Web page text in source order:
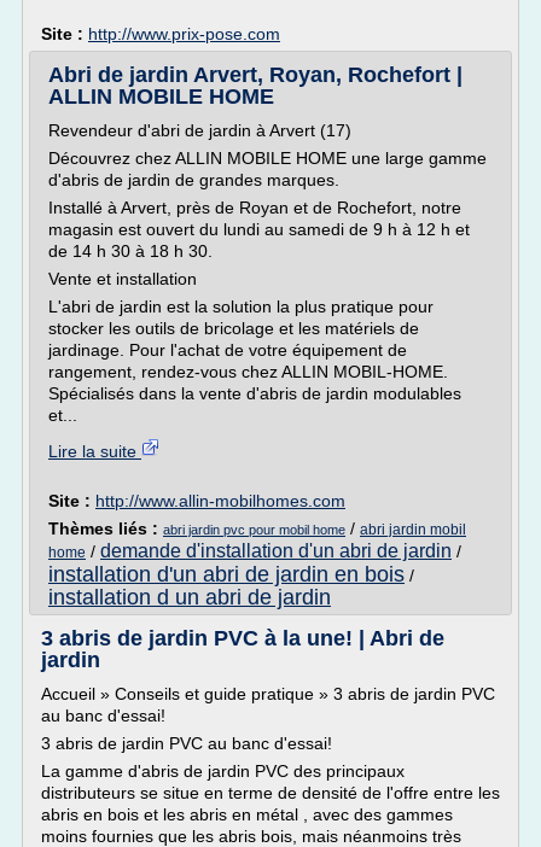
Site : http://www.prix-pose.com
Abri de jardin Arvert, Royan, Rochefort |
ALLIN MOBILE HOME
Revendeur d'abri de jardin à Arvert (17)
Découvrez chez ALLIN MOBILE HOME une large gamme
d'abris de jardin de grandes marques.
Installé à Arvert, près de Royan et de Rochefort, notre
magasin est ouvert du lundi au samedi de 9 h à 12 h et
de 14 h 30 à 18 h 30.
Vente et installation
L'abri de jardin est la solution la plus pratique pour
stocker les outils de bricolage et les matériels de
jardinage. Pour l'achat de votre équipement de
rangement, rendez-vous chez ALLIN MOBIL-HOME.
Spécialisés dans la vente d'abris de jardin modulables
et...
Lire la suite
Site : http://www.allin-mobilhomes.com
Thèmes liés : abri jardin pvc pour mobil home / abri jardin mobil
home / demande d'installation d'un abri de jardin /
installation d'un abri de jardin en bois /
installation d un abri de jardin
3 abris de jardin PVC à la une! | Abri de
jardin
Accueil » Conseils et guide pratique » 3 abris de jardin PVC
au banc d'essai!
3 abris de jardin PVC au banc d'essai!
La gamme d'abris de jardin PVC des principaux
distributeurs se situe en terme de densité de l'offre entre les
abris en bois et les abris en métal , avec des gammes
moins fournies que les abris bois, mais néanmoins très